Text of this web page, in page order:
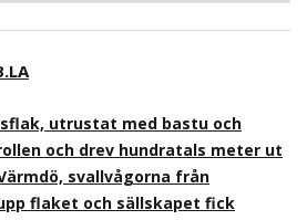
utrustat med bastu och
och drev hundratals meter ut
svallvågorna från
flaket och sällskapet fick